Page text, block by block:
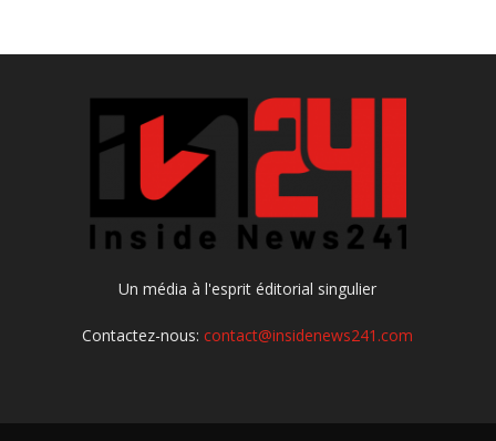
Un média à l'esprit éditorial singulier
Contactez-nous:contact@insidenews241.com